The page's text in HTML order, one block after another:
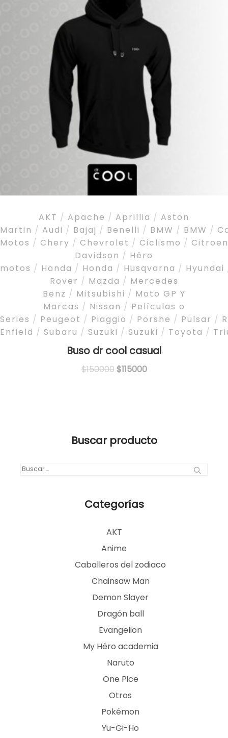
AKT / Apache / Aprillia / Aston
Martin / Audi / Bajaj / Benelli / BMW / BMW /
Motos / Chery / Chevrolet / Ciclismo / Citroen
Davidson / Héro
motos / Honda / Honda / Husqvarna / Hyundai
Rover / Mazda / Mercedes
Benz / Mitsubishi / Moto GP Y
Marcas / Nissan / Películas o
Series / Peugeot / Piaggio / Porshe / Pulsar /
Enfield / Subaru / Suzuki / Suzuki / Toyota /
Buso dr cool casual
$150000Original
$115000Current
Buscar producto
Buscar:
Categorías
AKT
Anime
Caballeros del zodiaco
Chainsaw Man
Demon Slayer
Dragón ball
Evangelion
My Héro academia
Naruto
One Pice
Otros
Pokémon
Yu-Gi-Ho